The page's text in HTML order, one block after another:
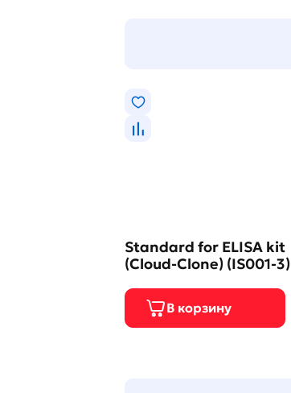
Standard for ELISA kit
(Cloud-Clone) (IS001-3)